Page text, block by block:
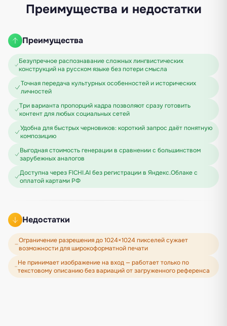
Преимущества и недостатки
Преимущества
Безупречное распознавание сложных лингвистических
конструкций на русском языке без потери смысла
Точная передача культурных особенностей и исторических
личностей
Три варианта пропорций кадра позволяют сразу готовить
контент для любых социальных сетей
Удобна для быстрых черновиков: короткий запрос даёт понятную
композицию
Выгодная стоимость генерации в сравнении с большинством
зарубежных аналогов
Доступна через FICHI.AI без регистрации в Яндекс.Облаке с
оплатой картами РФ
Недостатки
Ограничение разрешения до 1024×1024 пикселей сужает
возможности для широкоформатной печати
Не принимает изображение на вход — работает только по
текстовому описанию без вариаций от загруженного референса